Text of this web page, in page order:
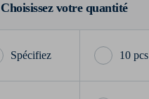
Choisissez votre quantité
10 pcs